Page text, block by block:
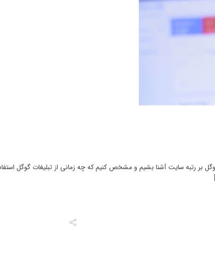
بر رتبه سایت آشنا بشیم و مشخص کنیم که چه زمانی از تبلیغات گوگل